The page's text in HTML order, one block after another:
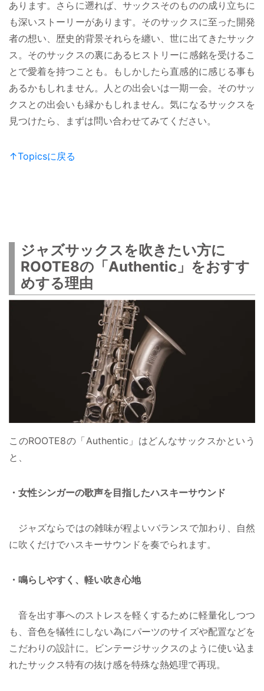
あります。さらに遡れば、サックスそのものの成り立ちに
も深いストーリーがあります。そのサックスに至った開発
者の想い、歴史的背景それらを纏い、世に出てきたサック
ス。そのサックスの裏にあるヒストリーに感銘を受けるこ
とで愛着を持つことも。もしかしたら直感的に感じる事も
あるかもしれません。人との出会いは一期一会。そのサッ
クスとの出会いも縁かもしれません。気になるサックスを
見つけたら、まずは問い合わせてみてください。
↑Topicsに戻る
ジャズサックスを吹きたい方に
ROOTE8の「Authentic」をおすす
めする理由
このROOTE8の「Authentic」はどんなサックスかという
と、
・女性シンガーの歌声を目指したハスキーサウンド
ジャズならではの雑味が程よいバランスで加わり、自然
に吹くだけでハスキーサウンドを奏でられます。
・鳴らしやすく、軽い吹き心地
音を出す事へのストレスを軽くするために軽量化しつつ
も、音色を犠牲にしない為にパーツのサイズや配置などを
こだわりの設計に。ビンテージサックスのように使い込ま
れたサックス特有の抜け感を特殊な熱処理で再現。